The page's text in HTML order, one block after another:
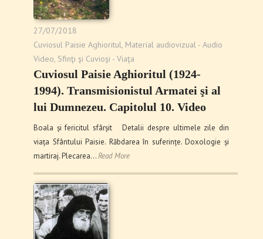
27/07/2018
Cuviosul Paisie Aghioritul, Material audiovizual - Audio
Video, Sfinţi şi Cuvioşi - Viaţa
Cuviosul Paisie Aghioritul (1924-
1994). Transmisionistul Armatei şi al
lui Dumnezeu. Capitolul 10. Video
Boala și fericitul sfârșit Detalii despre ultimele zile din
viața Sfântului Paisie. Răbdarea în suferințe. Doxologie și
martiraj. Plecarea…Read More